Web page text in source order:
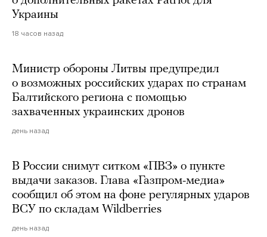
Украины
18 часов назад
Министр обороны Литвы предупредил
о возможных российских ударах по странам
Балтийского региона с помощью
захваченных украинских дронов
день назад
В России снимут ситком «ПВЗ» о пункте
выдачи заказов. Глава «Газпром-медиа»
сообщил об этом на фоне регулярных ударов
ВСУ по складам Wildberries
день назад